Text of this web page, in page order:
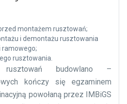
montażem rusztowań;
i demontażu rusztowania
ramowego;
rusztowania.
rusztowań budowlano –
kończy się egzaminem
powołaną przez IMBiGS